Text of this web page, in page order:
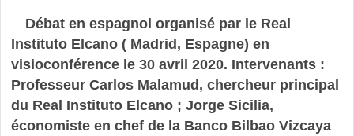
Débat en espagnol organisé par le Real
Instituto Elcano ( Madrid, Espagne) en
visioconférence le 30 avril 2020. Intervenants :
Professeur Carlos Malamud, chercheur principal
du Real Instituto Elcano ; Jorge Sicilia,
économiste en chef de la Banco Bilbao Vizcaya